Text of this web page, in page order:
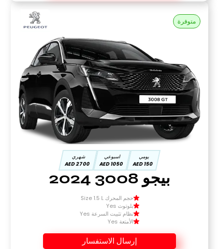
متوفرة
يومي
150 AED
اسبوعي
1050 AED
شهري
2700 AED
بيجو 3008 2024
حجم المحرك Size 1.5 L
بلوتوث Yes
نظام تثبيت السرعة Yes
الأمتعة Yes
إرسال الاستفسار